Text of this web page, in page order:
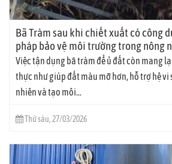
Bã Tràm sau khi chiết xuất có công
pháp bảo vệ môi trường trong nông
Việc tận dụng bã tràm để ủ đất còn mang
thực như giúp đất màu mỡ hơn, hỗ trợ hệ
nhiên và tạo môi...
Thứ sáu, 27/03/2026